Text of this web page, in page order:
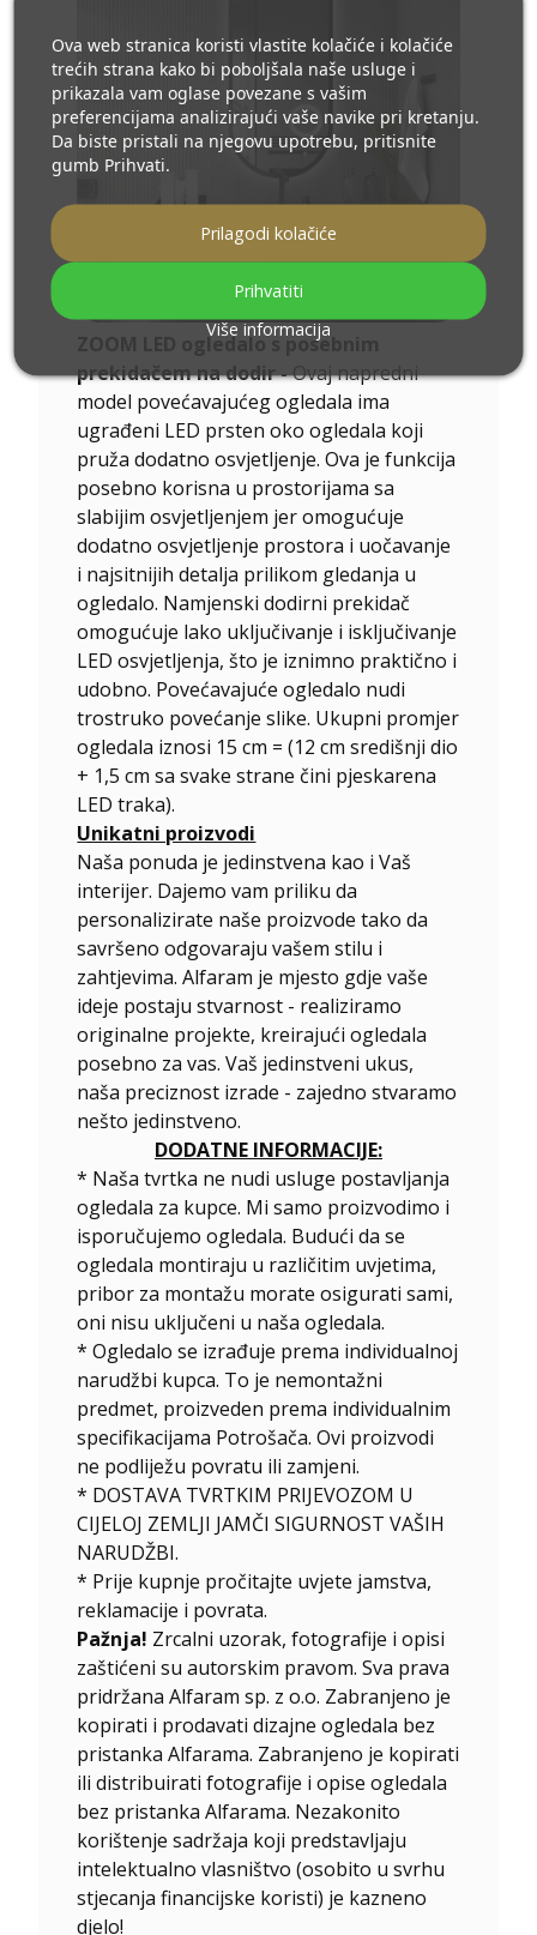
ZOOM LED ogledalo s posebnim
prekidačem na dodir-Ovaj napredni
model povećavajućeg ogledala ima
ugrađeni LED prsten oko ogledala koji
pruža dodatno osvjetljenje. Ova je funkcija
posebno korisna u prostorijama sa
slabijim osvjetljenjem jer omogućuje
dodatno osvjetljenje prostora i uočavanje
i najsitnijih detalja prilikom gledanja u
ogledalo. Namjenski dodirni prekidač
omogućuje lako uključivanje i isključivanje
LED osvjetljenja, što je iznimno praktično i
udobno. Povećavajuće ogledalo nudi
trostruko povećanje slike. Ukupni promjer
ogledala iznosi 15 cm = (12 cm središnji dio
+ 1,5 cm sa svake strane čini pjeskarena
LED traka).
Unikatni proizvodi
Naša ponuda je jedinstvena kao i Vaš
interijer. Dajemo vam priliku da
personalizirate naše proizvode tako da
savršeno odgovaraju vašem stilu i
zahtjevima. Alfaram je mjesto gdje vaše
ideje postaju stvarnost - realiziramo
originalne projekte, kreirajući ogledala
posebno za vas. Vaš jedinstveni ukus,
naša preciznost izrade - zajedno stvaramo
nešto jedinstveno.
DODATNE INFORMACIJE:
* Naša tvrtka ne nudi usluge postavljanja
ogledala za kupce. Mi samo proizvodimo i
isporučujemo ogledala. Budući da se
ogledala montiraju u različitim uvjetima,
pribor za montažu morate osigurati sami,
oni nisu uključeni u naša ogledala.
* Ogledalo se izrađuje prema individualnoj
narudžbi kupca. To je nemontažni
predmet, proizveden prema individualnim
specifikacijama Potrošača. Ovi proizvodi
ne podliježu povratu ili zamjeni.
* DOSTAVA TVRTKIM PRIJEVOZOM U
CIJELOJ ZEMLJI JAMČI SIGURNOST VAŠIH
NARUDŽBI.
* Prije kupnje pročitajte uvjete jamstva,
reklamacije i povrata.
Pažnja! Zrcalni uzorak, fotografije i opisi
zaštićeni su autorskim pravom. Sva prava
pridržana Alfaram sp. z o.o. Zabranjeno je
kopirati i prodavati dizajne ogledala bez
pristanka Alfarama. Zabranjeno je kopirati
ili distribuirati fotografije i opise ogledala
bez pristanka Alfarama. Nezakonito
korištenje sadržaja koji predstavljaju
intelektualno vlasništvo (osobito u svrhu
stjecanja financijske koristi) je kazneno
djelo!
Ova web stranica koristi vlastite kolačiće i kolačiće
trećih strana kako bi poboljšala naše usluge i
prikazala vam oglase povezane s vašim
preferencijama analizirajući vaše navike pri kretanju.
Da biste pristali na njegovu upotrebu, pritisnite
gumb Prihvati.
Više informacija
Prilagodi kolačiće
Prihvatiti